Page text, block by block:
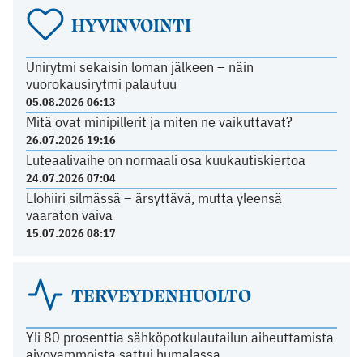
HYVINVOINTI
Unirytmi sekaisin loman jälkeen – näin
vuorokausirytmi palautuu
05.08.2026 06:13
Mitä ovat minipillerit ja miten ne vaikuttavat?
26.07.2026 19:16
Luteaalivaihe on normaali osa kuukautiskiertoa
24.07.2026 07:04
Elohiiri silmässä – ärsyttävä, mutta yleensä
vaaraton vaiva
15.07.2026 08:17
TERVEYDENHUOLTO
Yli 80 prosenttia sähköpotkulautailun aiheuttamista